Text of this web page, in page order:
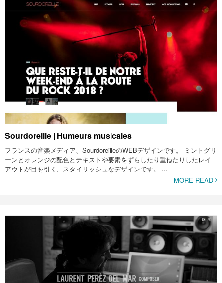
Sourdoreille | Humeurs musicales
フランスの音楽メディア、SourdoreilleのWEBデザインです。 ミントグリ
ーンとオレンジの配色とテキストや要素をずらしたり重ねたりしたレイ
アウトが目を引く、スタイリッシュなデザインです。 ...
MORE READ